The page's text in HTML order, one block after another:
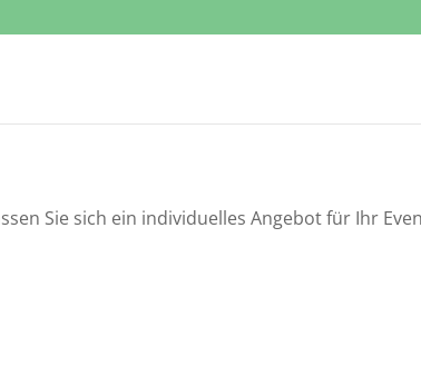
Sie sich ein individuelles Angebot für Ihr